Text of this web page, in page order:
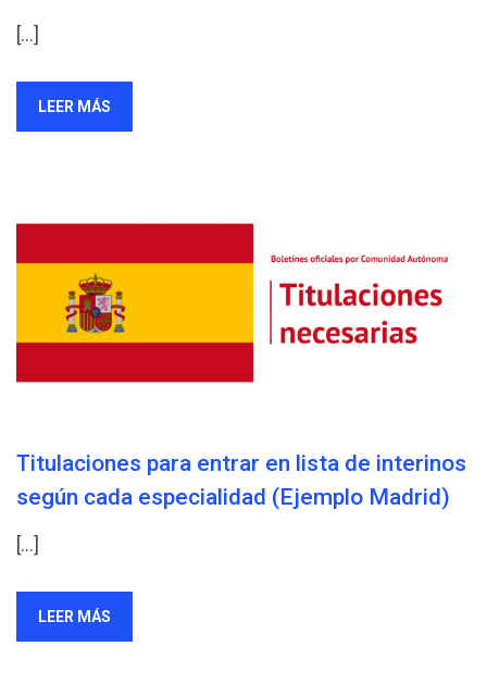
[…]
LEER MÁS
Titulaciones para entrar en lista de interinos
según cada especialidad (Ejemplo Madrid)
[…]
LEER MÁS